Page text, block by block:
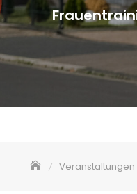
Veranstaltungen